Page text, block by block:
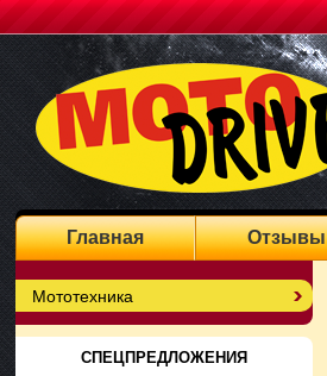
Главная Отзывы
Мототехника
СПЕЦПРЕДЛОЖЕНИЯ